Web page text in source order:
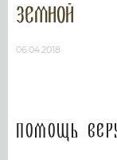
земной
06.04.2018
Помощь